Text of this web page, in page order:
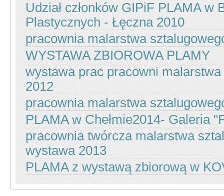
Udział członków GIPiF PLAMA w
Plastycznych - Łęczna 2010
pracownia malarstwa
WYSTAWA ZBIOROWA PLAMY
wystawa prac pracowni
2012
pracownia malarstwa
PLAMA w Chełmie2014- Galeria
pracownia twórcza malarstwa
wystawa 2013
PLAMA z wystawą zbiorową w